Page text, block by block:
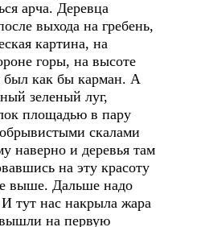
арча. Деревца
выхода на гребень,
картина, на
горы, на высоте
был как бы карман. А
зеленый луг,
площадью в пару
скалами
наверно и деревья там
на эту красоту
выше. Дальше надо
тут нас накрыла жара
на первую